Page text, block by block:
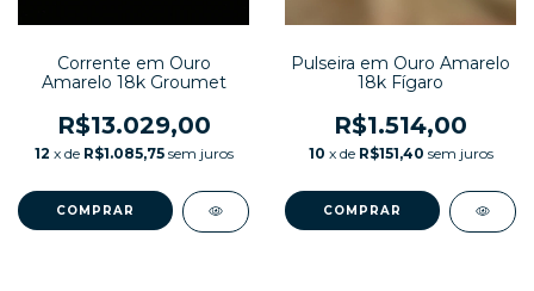
Corrente em Ouro
Amarelo 18k Groumet
R$13.029,00
12 x de R$1.085,75 sem juros
COMPRAR
Pulseira em Ouro Amarelo
18k Fígaro
R$1.514,00
10 x de R$151,40 sem juros
COMPRAR